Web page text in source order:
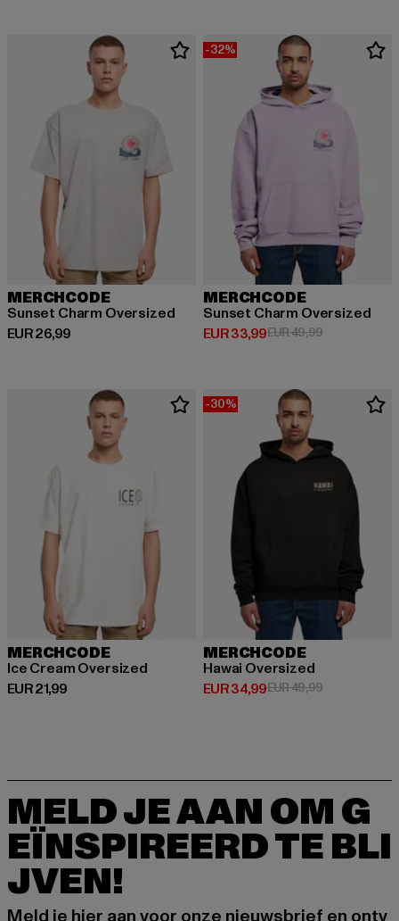
MERCHCODE
Sunset Charm Oversized
EUR 26,99
Huidige prijs: EUR 26,99
-32%
MERCHCODE
Sunset Charm Oversized
EUR 33,99
Huidige prijs: EUR 33,99
EUR 49,99Actieprijs:
MERCHCODE
Ice Cream Oversized
EUR 21,99
Huidige prijs: EUR 21,99
-30%
MERCHCODE
Hawai Oversized
EUR 34,99
Huidige prijs: EUR 34,99
EUR 49,99Actieprijs:
MELD JE AAN OM G
EÏNSPIREERD TE BLI
JVEN!